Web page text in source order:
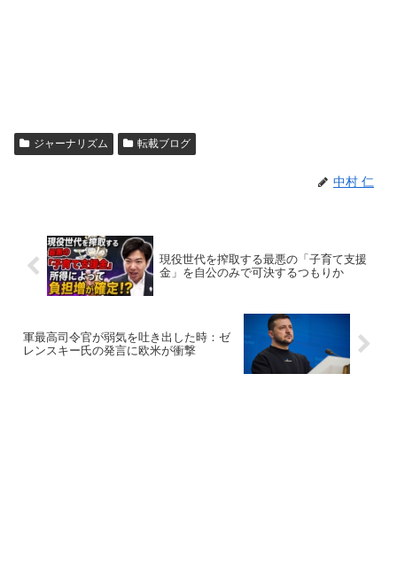
ジャーナリズム 転載ブログ
中村 仁
現役世代を搾取する最悪の「子育て支援
金」を自公のみで可決するつもりか
軍最高司令官が弱気を吐き出した時：ゼ
レンスキー氏の発言に欧米が衝撃